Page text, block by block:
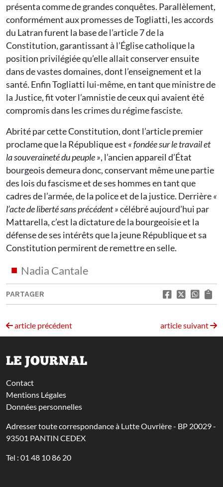
présenta comme de grandes conquêtes. Parallèlement,
conformément aux promesses de Togliatti, les accords
du Latran furent la base de l’article 7 de la
Constitution, garantissant à l’Église catholique la
position privilégiée qu’elle allait conserver ensuite
dans de vastes domaines, dont l’enseignement et la
santé. Enfin Togliatti lui-même, en tant que ministre de
la Justice, fit voter l’amnistie de ceux qui avaient été
compromis dans les crimes du régime fasciste.
Abrité par cette Constitution, dont l’article premier
proclame que la République est « fondée sur le travail et
la souveraineté du peuple », l’ancien appareil d’État
bourgeois demeura donc, conservant même une partie
des lois du fascisme et de ses hommes en tant que
cadres de l’armée, de la police et de la justice. Derrière«
l’acte de liberté sans précédent »célébré aujourd’hui par
Mattarella, c’est la dictature de la bourgeoisie et la
défense de ses intérêts que la jeune République et sa
Constitution permirent de remettre en selle.
Nadia Cantale
PARTAGER
article précédent article suivant
LE JOURNAL
Contact
Mentions Légales
Données personnelles
Adresser toute correspondance à Lutte Ouvrière - BP 20029 -
93501 PANTIN CEDEX
Tel : 01 48 10 86 20